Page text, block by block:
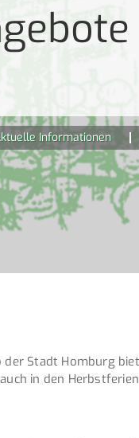
Informationen
der Stadt Homburg
in den